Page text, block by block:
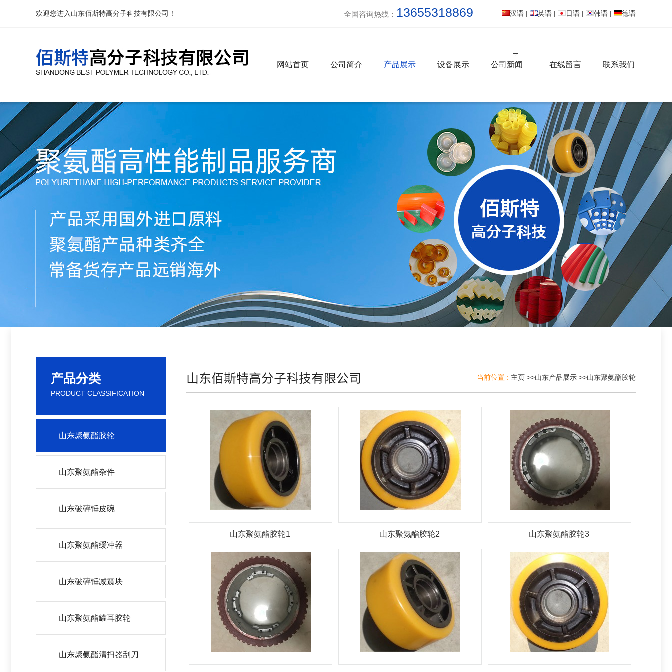
欢迎您进入山东佰斯特高分子科技有限公司！ 全国咨询热线： 13655318869 汉语 | 英语 | 日语 | 韩语 | 德语
网站首页 公司简介 产品展示 设备展示 公司新闻 在线留言 联系我们
当前位置 : 主页 >>山东产品展示 >>山东聚氨酯胶轮
山东聚氨酯胶轮1 山东聚氨酯胶轮2 山东聚氨酯胶轮3
产品分类
PRODUCT CLASSIFICATION
山东聚氨酯胶轮
山东聚氨酯杂件
山东破碎锤皮碗
山东聚氨酯缓冲器
山东破碎锤减震块
山东聚氨酯罐耳胶轮
山东聚氨酯清扫器刮刀